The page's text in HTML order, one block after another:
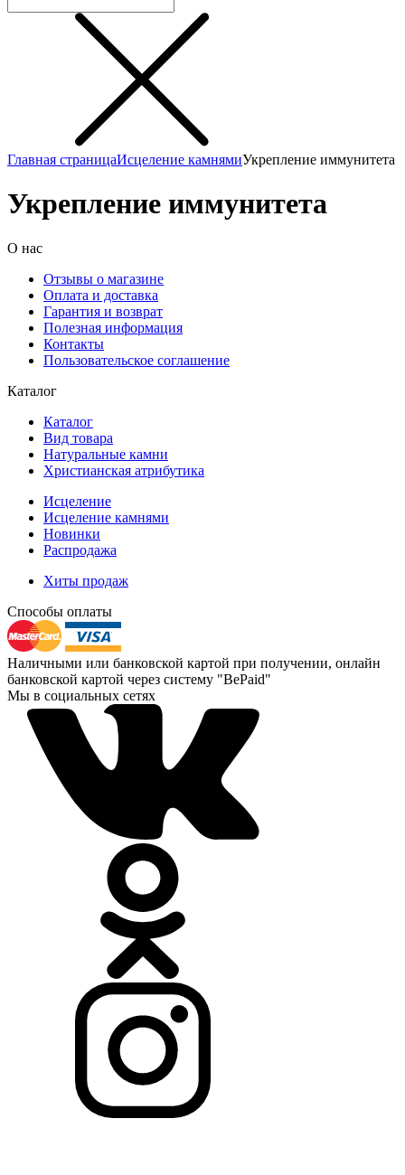
Главная страницаИсцеление камнямиУкрепление иммунитета
Укрепление иммунитета
О нас
Отзывы о магазине
Оплата и доставка
Гарантия и возврат
Полезная информация
Контакты
Пользовательское соглашение
Каталог
Каталог
Вид товара
Натуральные камни
Христианская атрибутика
Исцеление
Исцеление камнями
Новинки
Распродажа
Хиты продаж
Способы оплаты
Наличными или банковской картой при получении, онлайн
банковской картой через систему "BePaid"
Мы в социальных сетях